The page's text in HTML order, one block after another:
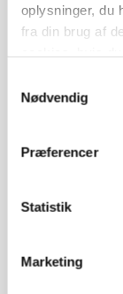
oplysninger, du
fra din brug af
Nødvendig
Præferencer
Statistik
Marketing
POLITIK
Folketinget